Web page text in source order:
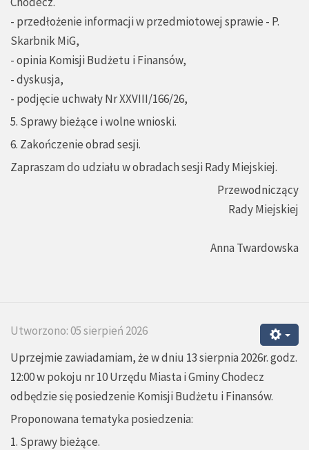
- przedłożenie informacji w przedmiotowej sprawie - P.
Skarbnik MiG,
- opinia Komisji Budżetu i Finansów,
- dyskusja,
- podjęcie uchwały Nr XXVIII/166/26,
5. Sprawy bieżące i wolne wnioski.
6. Zakończenie obrad sesji.
Zapraszam do udziału w obradach sesji Rady Miejskiej.
Przewodniczący
Rady Miejskiej
Anna Twardowska
Utworzono: 05 sierpień 2026
Uprzejmie zawiadamiam, że w dniu 13 sierpnia 2026r. godz.
12:00 w pokoju nr 10 Urzędu Miasta i Gminy Chodecz
odbędzie się posiedzenie Komisji Budżetu i Finansów.
Proponowana tematyka posiedzenia:
1. Sprawy bieżące.